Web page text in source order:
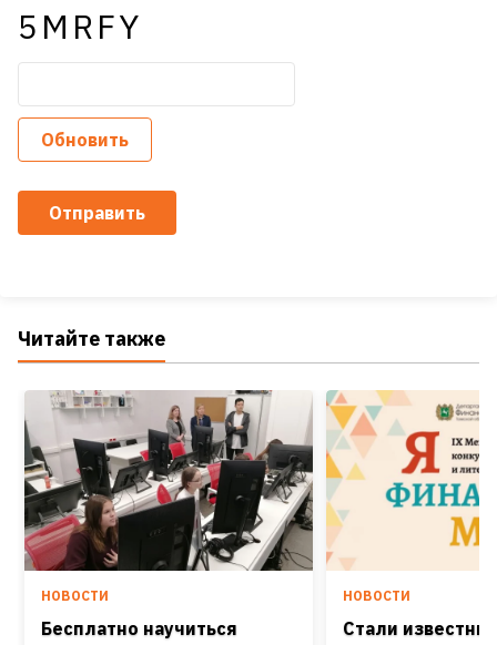
5MRFY
Обновить
Отправить
Читайте также
НОВОСТИ
Бесплатно научиться
НОВОСТИ
Стали известны